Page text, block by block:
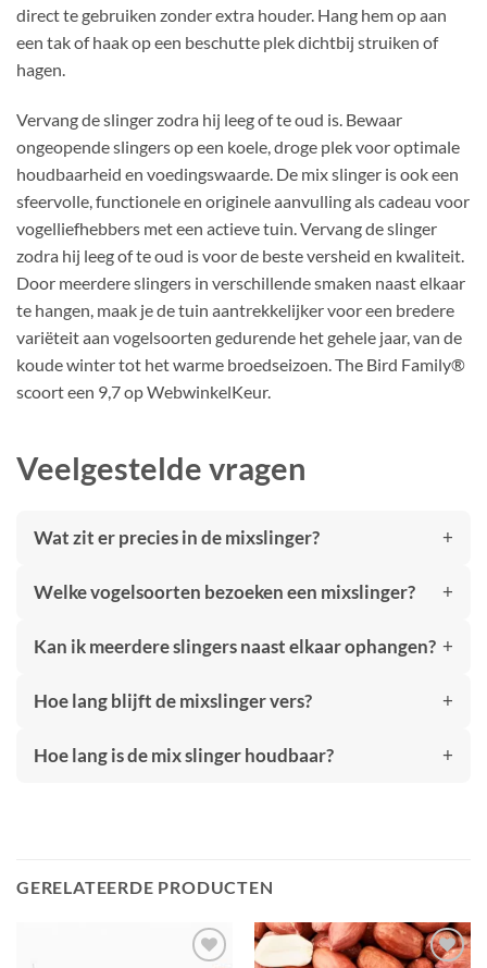
direct te gebruiken zonder extra houder. Hang hem op aan
een tak of haak op een beschutte plek dichtbij struiken of
hagen.
Vervang de slinger zodra hij leeg of te oud is. Bewaar
ongeopende slingers op een koele, droge plek voor optimale
houdbaarheid en voedingswaarde. De mix slinger is ook een
sfeervolle, functionele en originele aanvulling als cadeau voor
vogelliefhebbers met een actieve tuin. Vervang de slinger
zodra hij leeg of te oud is voor de beste versheid en kwaliteit.
Door meerdere slingers in verschillende smaken naast elkaar
te hangen, maak je de tuin aantrekkelijker voor een bredere
variëteit aan vogelsoorten gedurende het gehele jaar, van de
koude winter tot het warme broedseizoen. The Bird Family®
scoort een 9,7 op WebwinkelKeur.
Veelgestelde vragen
Wat zit er precies in de mixslinger?
Welke vogelsoorten bezoeken een mixslinger?
Kan ik meerdere slingers naast elkaar ophangen?
Hoe lang blijft de mixslinger vers?
Hoe lang is de mix slinger houdbaar?
GERELATEERDE PRODUCTEN